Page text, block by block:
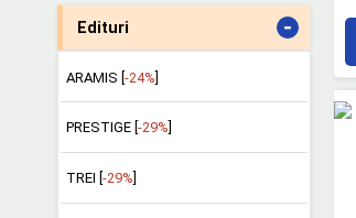
Edituri -
ARAMIS [-24%]
PRESTIGE [ -29%
TREI [ -29%